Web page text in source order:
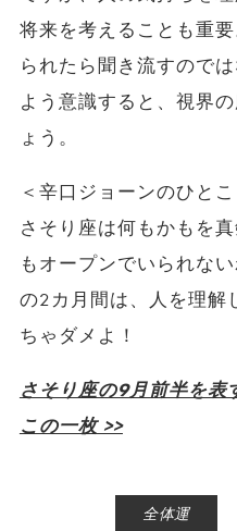
将来を考えることも重
られたら聞き流すので
よう意識すると、視界
ょう。
＜辛口ジョーンのひとこ
さそり座は何もかもを
もオープンでいられな
の2カ月間は、人を理解
ちゃダメよ！
さそり座の9月前半を表
この一枚 >>
全体運